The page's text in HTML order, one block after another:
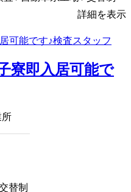
詳細を表示
寮即入居可能で
所
替制